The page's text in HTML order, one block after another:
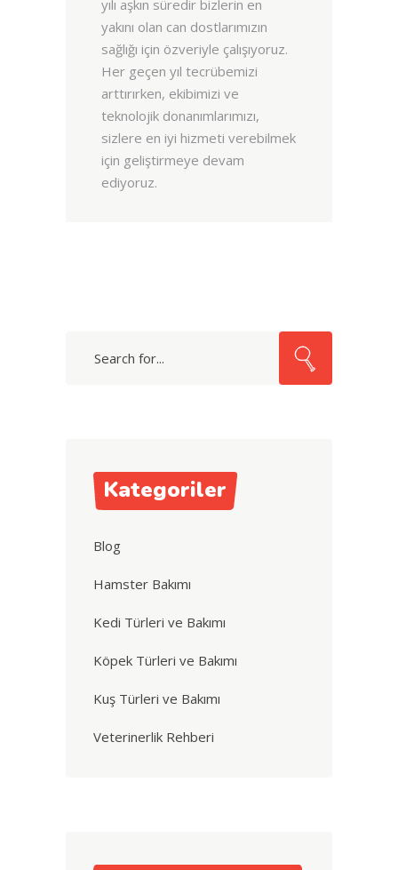
yılı aşkın süredir bizlerin en
yakını olan can dostlarımızın
sağlığı için özveriyle çalışıyoruz.
Her geçen yıl tecrübemizi
arttırırken, ekibimizi ve
teknolojik donanımlarımızı,
sizlere en iyi hizmeti verebilmek
için geliştirmeye devam
ediyoruz.
Kategoriler
Blog
Hamster Bakımı
Kedi Türleri ve Bakımı
Köpek Türleri ve Bakımı
Kuş Türleri ve Bakımı
Veterinerlik Rehberi